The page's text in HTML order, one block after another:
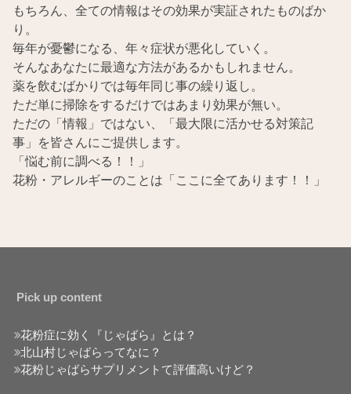
もちろん、全ての情報はその効果が実証されたものばか
り。
毎年が憂鬱になる、年々症状が悪化していく。
そんなあなたに最適な方法があるかもしれません。
薬を飲むばかりでは毎年同じ事の繰り返し。
ただ単に掃除をするだけではあまり効果が無い。
ただの「情報」ではない、「最大限に活かせる対策記
事」を皆さんにご提供します。
「悩む前に調べる！！」
花粉・アレルギーのことは「ここに全てあります！！」
Pick up content
花粉症に効く『じゃばら』とは？
北山村じゃばらってなに？
花粉じゃばらサプリメントて評価高いけど？